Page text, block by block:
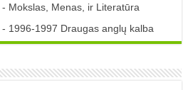
Mokslas, Menas, ir Literatūra
1996-1997 Draugas anglų kalba